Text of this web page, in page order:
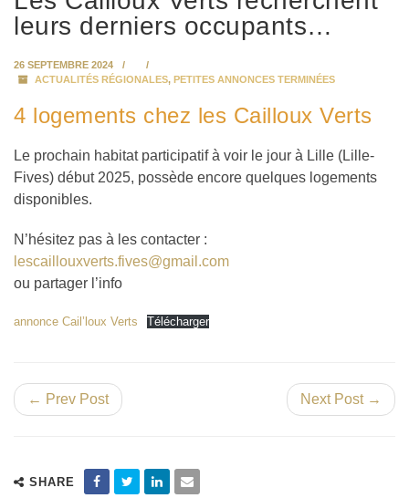
leurs derniers occupants…
26 SEPTEMBRE 2024
ACTUALITÉS RÉGIONALES, PETITES ANNONCES TERMINÉES
4 logements chez les Cailloux Verts
Le prochain habitat participatif à voir le jour à Lille (Lille-
Fives) début 2025, possède encore quelques logements
disponibles.
N’hésitez pas à les contacter :
lescaillouxverts.fives@gmail.com
ou partager l’info
annonce Cail’loux Verts Télécharger
← Prev Post Next Post →
SHARE